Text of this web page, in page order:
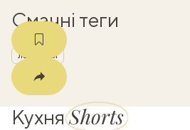
Смачні теги
лайфхаки
КухняShorts